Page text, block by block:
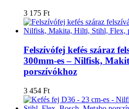
3 175 Ft
Felszívófej kefés száraz
300mm-es – Nilfisk,
porszívókhoz
3 454 Ft